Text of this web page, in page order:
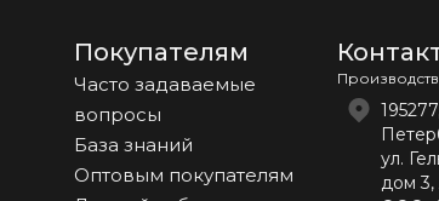
Покупателям
Часто задаваемые
вопросы
База знаний
Оптовым покупателям
ул.
дом 3,